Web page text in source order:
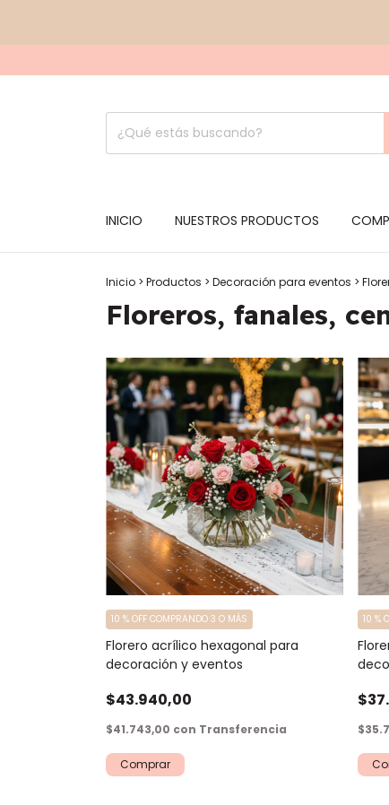
INICIO NUESTROS PRODUCTOS
Inicio > Productos > Decoración para eventos >
Floreros, fanales,
Florero acrílico hexagonal para
decoración y eventos
$43.940,00
10 % OFF COMPRANDO 3 O MÁS
$41.743,00 con Transferencia
10 %